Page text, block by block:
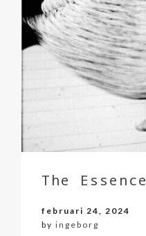
The Essence
februari 24, 2024
by ingeborg